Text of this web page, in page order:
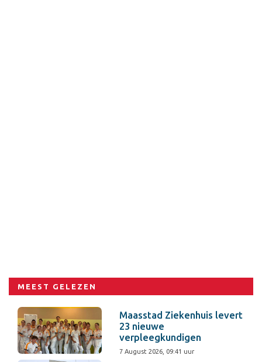
MEEST GELEZEN
Maasstad Ziekenhuis levert
23 nieuwe
verpleegkundigen
7 August 2026, 09:41 uur